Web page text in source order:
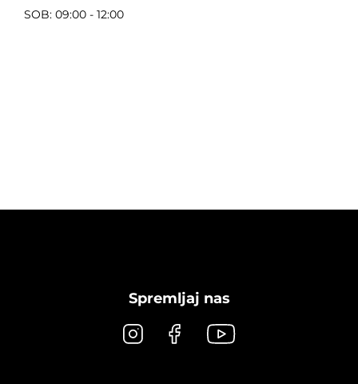
SOB: 09:00 - 12:00
Spremljaj nas